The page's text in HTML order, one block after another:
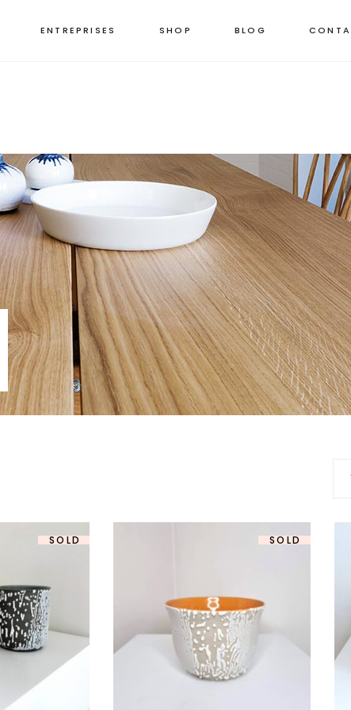
ENTREPRISES SHOP BLOG
SOLD SOLD